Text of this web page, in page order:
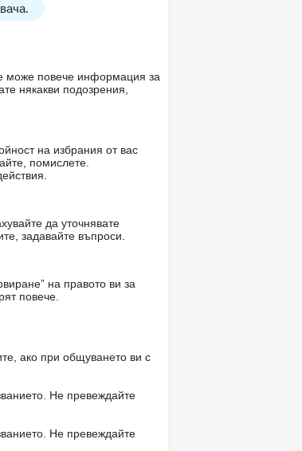
може повече информация за
някакви подозрения,
на избрания от вас
помислете.
да уточнявате
задавайте въпроси.
на правото ви за
повече.
ако при общуването ви с
Не превеждайте
Не превеждайте